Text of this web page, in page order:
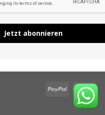
Jetzt abonnieren